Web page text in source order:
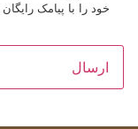
خود را با پیامک رایگان